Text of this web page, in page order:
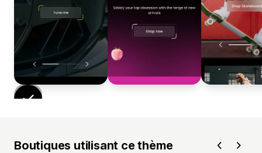
Boutiques utilisant ce thème